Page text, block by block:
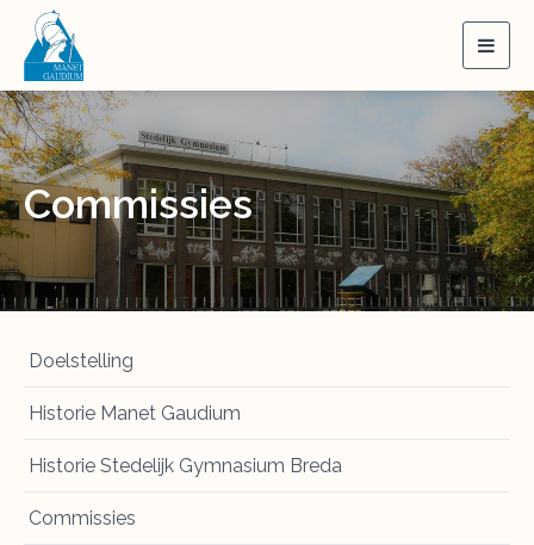
Commissies
Doelstelling
Historie Manet Gaudium
Historie Stedelijk Gymnasium Breda
Commissies